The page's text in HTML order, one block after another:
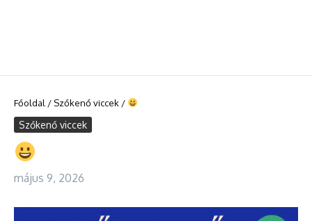
Főoldal / Szőkenő viccek /
Szőkenő viccek
május 9, 2026